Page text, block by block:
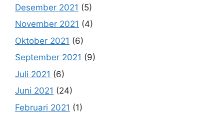
Desember 2021 (5)
November 2021 (4)
Oktober 2021 (6)
September 2021 (9)
Juli 2021 (6)
Juni 2021 (24)
Februari 2021 (1)